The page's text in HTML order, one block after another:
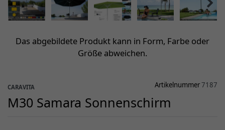
Das abgebildete Produkt kann in Form, Farbe oder
Größe abweichen.
CARAVITA Artikelnummer7187
M30 Samara Sonnenschirm